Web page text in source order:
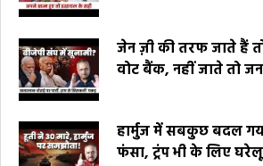
जेन ज़ी की तरफ जाते हैं
वोट बैंक, नहीं जाते तो
हार्मुज में सबकुछ बदल
फंसा, ट्रंप भी के लिए